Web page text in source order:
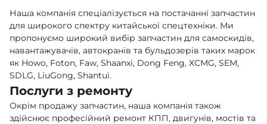
Наша компанія спеціалізується на постачанні запчастин
для широкого спектру китайської спецтехніки. Ми
пропонуємо широкий вибір запчастин для самоскидів,
навантажувачів, автокранів та бульдозерів таких марок
як Howo, Foton, Faw, Shaanxi, Dong Feng, XCMG, SEM,
SDLG, LiuGong, Shantui.
Послуги з ремонту
Окрім продажу запчастин, наша компанія також
здійснює професійний ремонт КПП, двигунів, мостів та